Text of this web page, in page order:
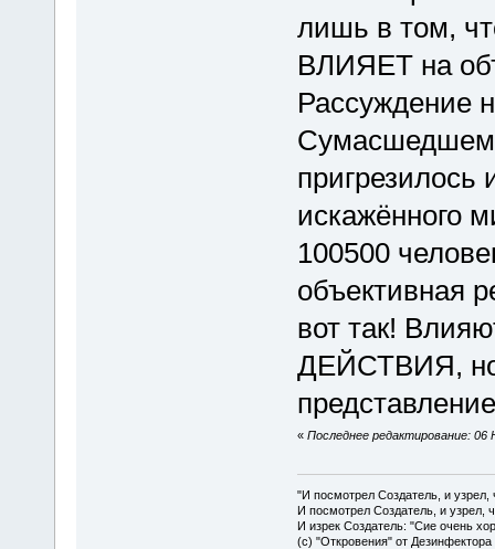
лишь в том,
ВЛИЯЕТ на
Рассуждение
пригрезилось
искажённого
100500
объективная
вот так!
ДЕЙСТВИЯ, но
« Последнее редактирование:
"И посмотрел Создатель, и
И посмотрел Создатель, и узрел,
И изрек Создатель: "Сие очень
(с) "Откровения" от Дезинфектора